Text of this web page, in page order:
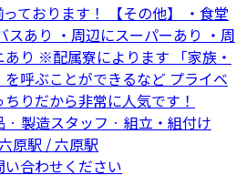
っております！ 【その他】 ・食堂
スあり ・周辺にスーパーあり ・周
り ※配属寮によります 「家族・
を呼ぶことができるなど プライベ
りだから非常に人気です！
· 製造スタッフ · 組立・組付け
原駅 / 六原駅
い合わせください